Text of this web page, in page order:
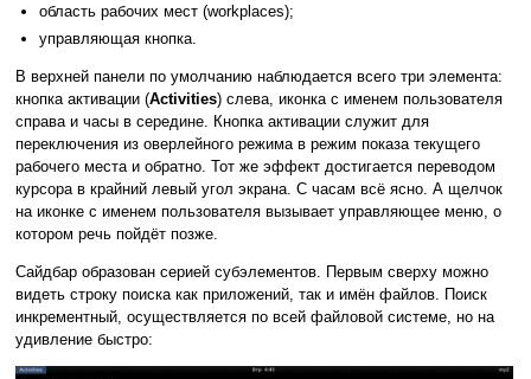
область рабочих мест (workplaces);
управляющая кнопка.
В верхней панели по умолчанию наблюдается всего три элемента:
кнопка активации (Activities) слева, иконка с именем пользователя
справа и часы в середине. Кнопка активации служит для
переключения из оверлейного режима в режим показа текущего
рабочего места и обратно. Тот же эффект достигается переводом
курсора в крайний левый угол экрана. С часам всё ясно. А щелчок
на иконке с именем пользователя вызывает управляющее меню, о
котором речь пойдёт позже.
Сайдбар образован серией субэлементов. Первым сверху можно
видеть строку поиска как приложений, так и имён файлов. Поиск
инкрементный, осуществляется по всей файловой системе, но на
удивление быстро: